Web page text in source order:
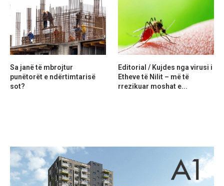
Sa janë të mbrojtur
punëtorët e ndërtimtarisë
sot?
Editorial / Kujdes nga virusi i
Etheve të Nilit – më të
rrezikuar moshat e...